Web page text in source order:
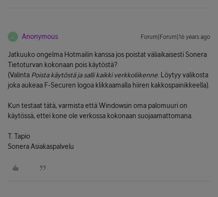
A Anonymous Forum|Forum|16 years ago
Jatkuuko ongelma Hotmailin kanssa jos poistat väliaikaisesti Sonera
Tietoturvan kokonaan pois käytöstä?
(Valinta Poista käytöstä ja salli kaikki verkkoliikenne . Löytyy valikosta
joka aukeaa F-Securen logoa klikkaamalla hiiren kakkospainikkeella).
Kun testaat tätä, varmista että Windowsin oma palomuuri on
käytössä, ettei kone ole verkossa kokonaan suojaamattomana.
T. Tapio
Sonera Asiakaspalvelu